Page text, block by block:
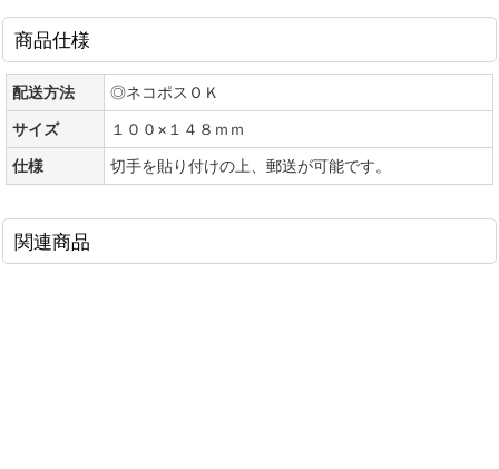
商品仕様
配送方法
◎ネコポスＯＫ
サイズ
１００×１４８ｍｍ
仕様
切手を貼り付けの上、郵送が可能です。
関連商品